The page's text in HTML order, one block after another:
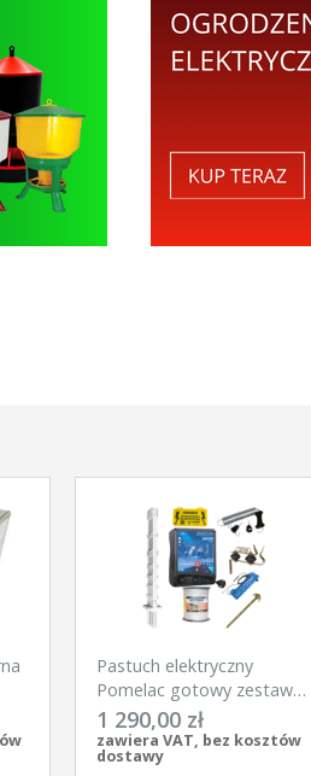
Pastuch elektryczny
Pomelac gotowy zestaw
na silne dzikie zwierzęta
1 290,00 zł
zawiera VAT, bez kosztów
dostawy